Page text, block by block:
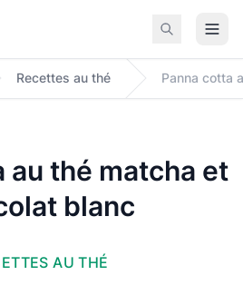
Recettes au thé
au thé matcha et
blanc
AU THÉ